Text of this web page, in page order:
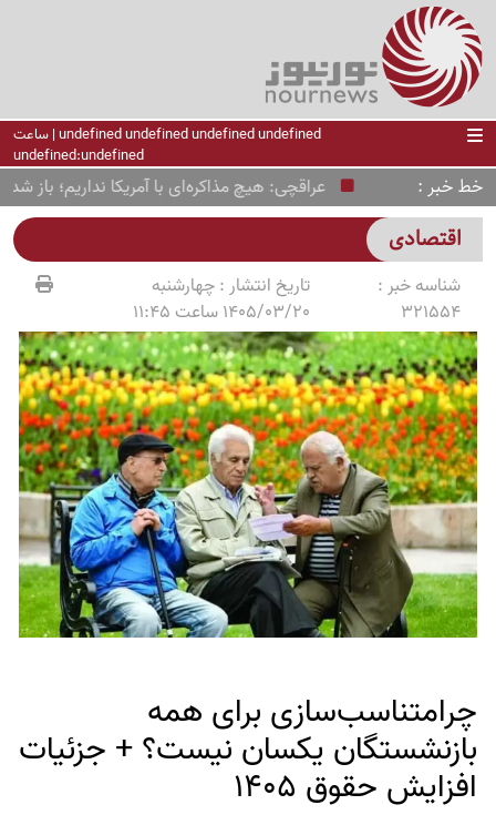
undefined undefined undefined undefined | ساعت
undefined:undefined
خط خبر عراقچی: هیچ مذاکره‌ای با آمریکا نداریم؛ باز شدن تنگه
اقتصادی
شناسه خبر :
321554
تاریخ انتشار :چهارشنبه
1405/03/20 ساعت 11:45
چرامتناسب‌سازی برای همه
بازنشستگان یکسان نیست؟ + جزئیات
افزایش حقوق 1405